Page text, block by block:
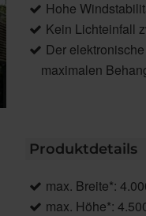
Hohe
Kein Lichteinfall
Der
maximalen
Produktdetails
max. Breite*:
max. Höhe*: